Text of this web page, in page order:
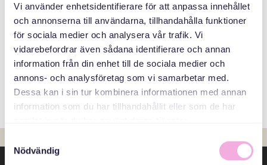
Vi använder enhetsidentifierare för att anpassa innehållet
och annonserna till användarna, tillhandahålla funktioner
för sociala medier och analysera vår trafik. Vi
vidarebefordrar även sådana identifierare och annan
information från din enhet till de sociala medier och
annons- och analysföretag som vi samarbetar med.
Dessa kan i sin tur kombinera informationen med annan
information som du har tillhandahållit eller som de har
Nödvändig
encounters and contribute to a richer life for all participants.
During the meetings, it is explored whether the participants
find any similar interests to build on. It is hoped that some
of the contacts made will last over time, even after the
project has ended.
Find out more about Three generations meet,contact us